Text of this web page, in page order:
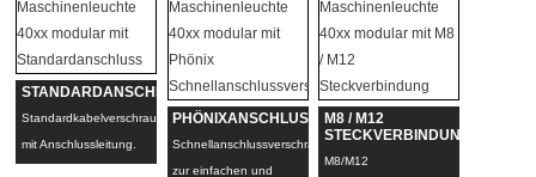
STANDARDANSCHLUSS
Standardkabelverschraubung
mit Anschlussleitung.
PHÖNIXANSCHLUSS
Schnellanschlussverschraubung
zur einfachen und
M8 / M12
STECKVERBINDUNG
M8/M12